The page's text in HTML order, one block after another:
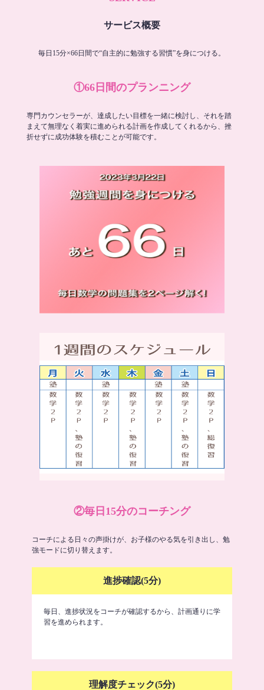
サービス概要
毎日15分×66日間で“自主的に勉強する習慣”を身につける。
①66日間のプランニング
専門カウンセラーが、達成したい目標を一緒に検討し、それを踏
まえて無理なく着実に進められる計画を作成してくれるから、挫
折せずに成功体験を積むことが可能です。
②毎日15分のコーチング
コーチによる日々の声掛けが、お子様のやる気を引き出し、勉
強モードに切り替えます。
進捗確認(5分)
毎日、進捗状況をコーチが確認するから、計画通りに学
習を進められます。
理解度チェック(5分)